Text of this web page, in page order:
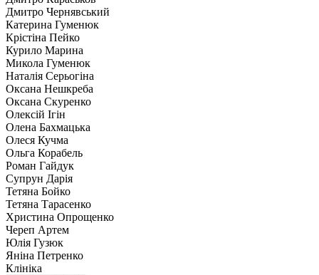
Дмитро Чернявський
Катерина Гуменюк
Крістіна Пейко
Курило Марина
Микола Гуменюк
Наталія Серьогіна
Оксана Нешкреба
Оксана Скуренко
Олексій Ігін
Олена Бахмацька
Олеся Кучма
Ольга Корабель
Роман Гайдук
Супрун Дарія
Тетяна Бойко
Тетяна Тарасенко
Христина Опрощенко
Череп Артем
Юлія Гузюк
Яніна Петренко
Клініка